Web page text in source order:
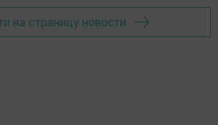
на страницу новости